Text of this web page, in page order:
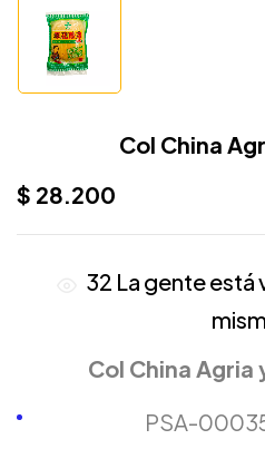
Col China
$ 28.200
32 La gente está
Col China Agria
PSA-